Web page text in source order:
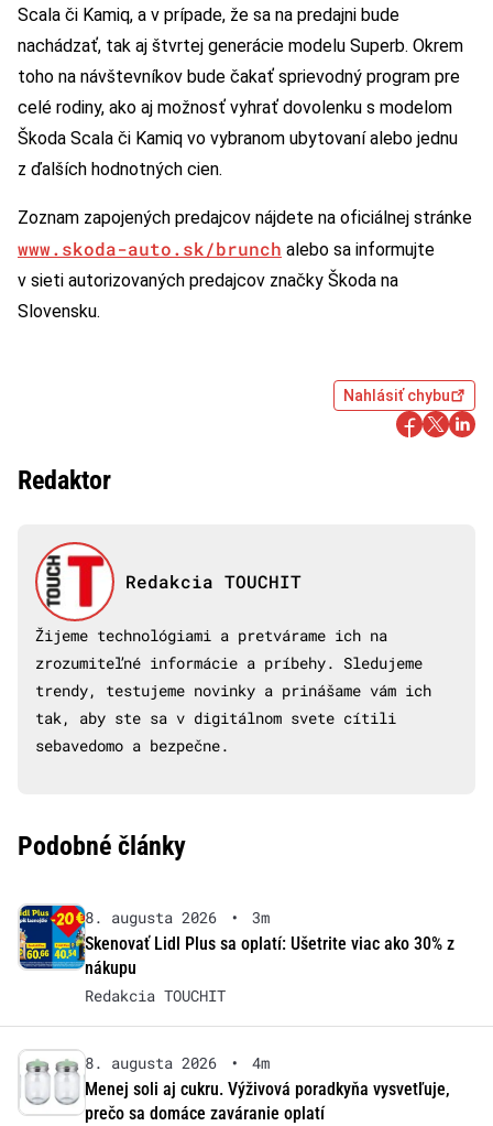
Scala či Kamiq, a v prípade, že sa na predajni bude
nachádzať, tak aj štvrtej generácie modelu Superb. Okrem
toho na návštevníkov bude čakať sprievodný program pre
celé rodiny, ako aj možnosť vyhrať dovolenku s modelom
Škoda Scala či Kamiq vo vybranom ubytovaní alebo jednu
z ďalších hodnotných cien.
Zoznam zapojených predajcov nájdete na oficiálnej stránke
www.skoda-auto.sk/brunch alebo sa informujte
v sieti autorizovaných predajcov značky Škoda na
Slovensku.
Nahlásiť chybu
Redaktor
Redakcia TOUCHIT
Žijeme technológiami a pretvárame ich na
zrozumiteľné informácie a príbehy. Sledujeme
trendy, testujeme novinky a prinášame vám ich
tak, aby ste sa v digitálnom svete cítili
sebavedomo a bezpečne.
Podobné články
8. augusta 2026 •
3m
Skenovať Lidl Plus sa oplatí: Ušetrite viac ako 30% z
nákupu
Redakcia TOUCHIT
8. augusta 2026 •
4m
Menej soli aj cukru. Výživová poradkyňa vysvetľuje,
prečo sa domáce zaváranie oplatí